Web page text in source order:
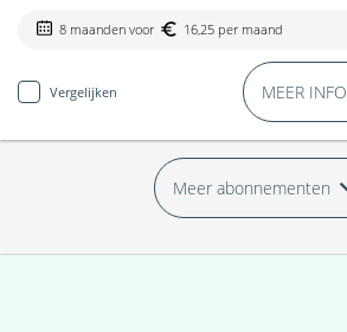
8 maanden voor 16,25 per maand
Vergelijken MEER INFO
Meer abonnementen